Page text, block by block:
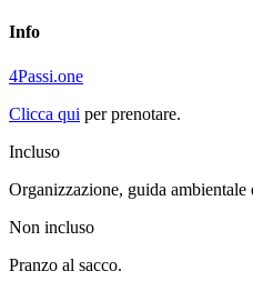
Info
4Passi.one
Clicca qui per prenotare.
Incluso
Organizzazione, guida ambientale
Non incluso
Pranzo al sacco.